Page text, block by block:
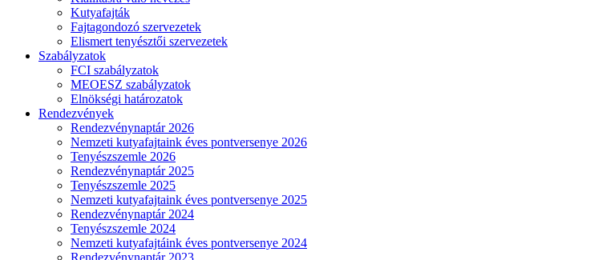
Kutyafajták
Fajtagondozó szervezetek
Elismert tenyésztői szervezetek
Szabályzatok
FCI szabályzatok
MEOESZ szabályzatok
Elnökségi határozatok
Rendezvények
Rendezvénynaptár 2026
Nemzeti kutyafajtaink éves pontversenye 2026
Tenyészszemle 2026
Rendezvénynaptár 2025
Tenyészszemle 2025
Nemzeti kutyafajtaink éves pontversenye 2025
Rendezvénynaptár 2024
Tenyészszemle 2024
Nemzeti kutyafajtáink éves pontversenye 2024
Rendezvénynaptár 2023